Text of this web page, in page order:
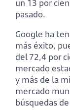
un 13 por
pasado.
Google ha
más éxito,
del 72,4 por
mercado
y más de la
mercado
búsquedas